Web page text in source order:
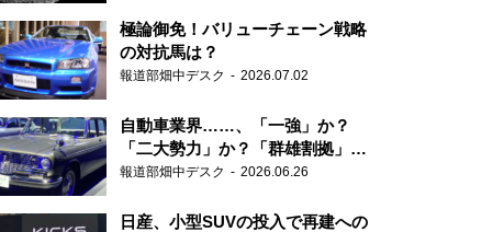
極論御免！バリューチェーン戦略
の対抗馬は？
報道部畑中デスク 2026.07.02
自動車業界……、「一強」か？
「二大勢力」か？「群雄割拠」
か？
報道部畑中デスク 2026.06.26
日産、小型SUVの投入で再建への